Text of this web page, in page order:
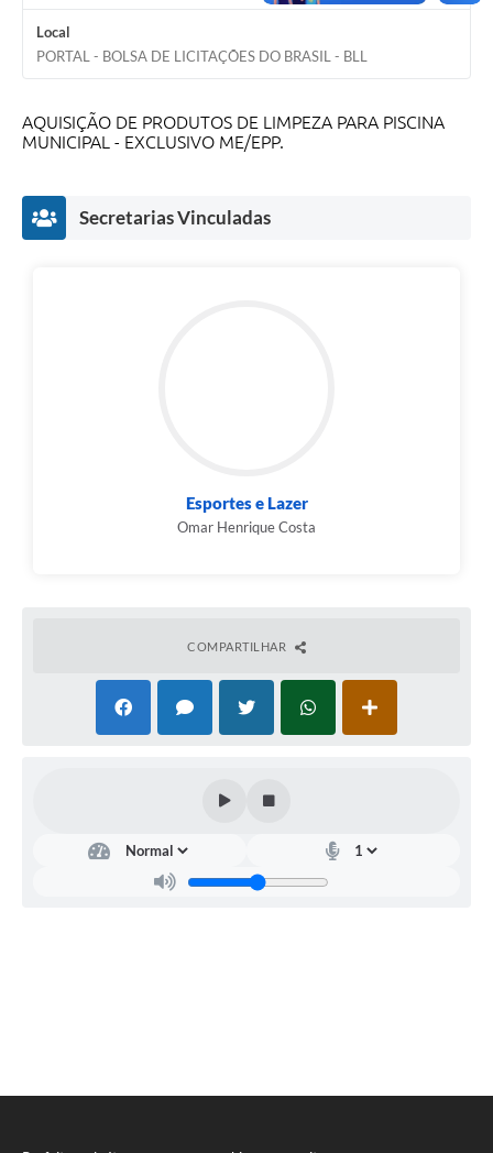
Banco do Povo Paulista
Folha de Pagamento
Serviços ao Cidadão
Compras Web
Local
PORTAL - BOLSA DE LICITAÇÕES DO BRASIL - BLL
AQUISIÇÃO DE PRODUTOS DE LIMPEZA PARA PISCINA
MUNICIPAL - EXCLUSIVO ME/EPP.
Secretarias Vinculadas
Esportes e Lazer
Omar Henrique Costa
COMPARTILHAR